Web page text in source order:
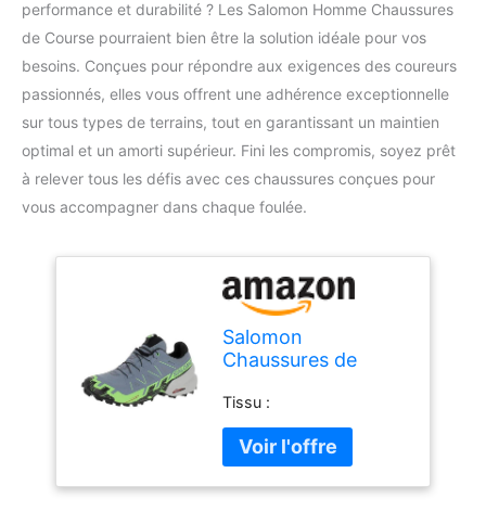
performance et durabilité ? Les Salomon Homme Chaussures
de Course pourraient bien être la solution idéale pour vos
besoins. Conçues pour répondre aux exigences des coureurs
passionnés, elles vous offrent une adhérence exceptionnelle
sur tous types de terrains, tout en garantissant un maintien
optimal et un amorti supérieur. Fini les compromis, soyez prêt
à relever tous les défis avec ces chaussures conçues pour
vous accompagner dans chaque foulée.
Salomon
Chaussures de
Speedcross 6 GTX
pour Homme, Gris,
42 EU
Tissu :